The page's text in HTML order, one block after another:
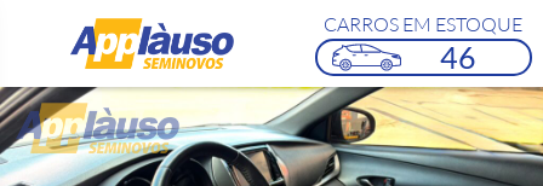
CARROS EM ESTOQUE
46